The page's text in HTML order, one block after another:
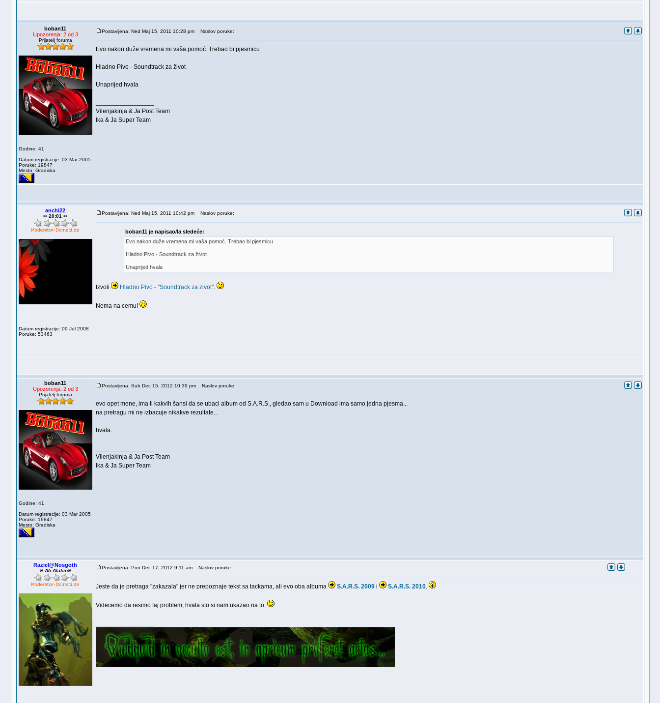
boban11
Upozorenja: 2 od 3
Prijatelj foruma
Godine: 41
Datum registracije: 03 Mar 2005
Poruke: 19847
Mesto: Gradiska
Postavljena: Ned Maj 15, 2011 10:28 pm Naslov poruke:
Evo nakon duže vremena mi vaša pomoć. Trebao bi pjesmicu
Hladno Pivo - Soundtrack za život
Unaprijed hvala
Vilenjakinja & Ja Post Team
Ika & Ja Super Team
anchi22
•• 20:01 ••
Datum registracije: 09 Jul 2008
Poruke: 53463
Postavljena: Ned Maj 15, 2011 10:42 pm Naslov poruke:
boban11 je napisao/la sledeće:
Evo nakon duže vremena mi vaša pomoć. Trebao bi pjesmicu
Hladno Pivo - Soundtrack za život
Unaprijed hvala
Izvoli Hladno Pivo - "Soundtrack za zivot".
Nema na cemu!
boban11
Upozorenja: 2 od 3
Prijatelj foruma
Godine: 41
Datum registracije: 03 Mar 2005
Poruke: 19847
Mesto: Gradiska
Postavljena: Sub Dec 15, 2012 10:39 pm Naslov poruke:
evo opet mene, ima li kakvih šansi da se ubaci album od S.A.R.S., gledao sam u Download ima samo jedna pjesma...
na pretragu mi ne izbacuje nikakve rezultate...
hvala.
Vilenjakinja & Ja Post Team
Ika & Ja Super Team
Raziel@Nosgoth
א Ali Alakinא
Postavljena: Pon Dec 17, 2012 9:11 am Naslov poruke:
Jeste da je pretraga "zakazala" jer ne prepoznaje tekst sa tackama, ali evo oba albuma S.A.R.S. 2009i S.A.R.S. 2010.
Videcemo da resimo taj problem, hvala sto si nam ukazao na to.